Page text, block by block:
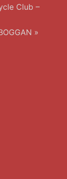
Club –
»